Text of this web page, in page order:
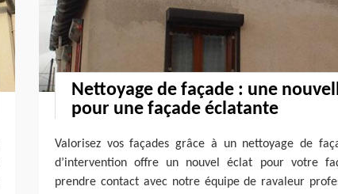
Nettoyage de façade : une
pour une façade éclatante
Valorisez vos façades grâce à un nettoyage de
d’intervention offre un nouvel éclat pour votre
prendre contact avec notre équipe de ravaleur